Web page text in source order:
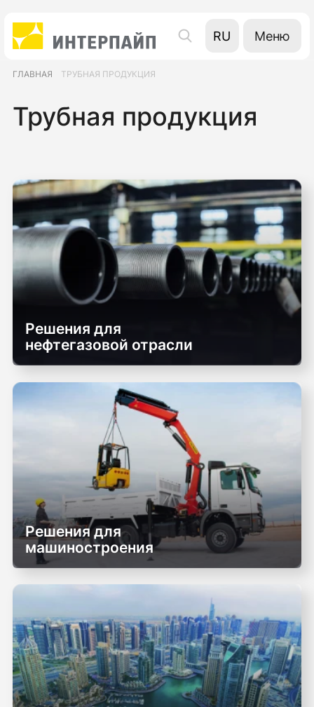
RU
Меню
ГЛАВНАЯ ТРУБНАЯ ПРОДУКЦИЯ
Трубная продукция
Решения для
нефтегазовой отрасли
Решения для
машиностроения